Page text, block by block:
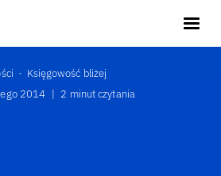
Księgowość bliżej
2014 | 2 minut czytania